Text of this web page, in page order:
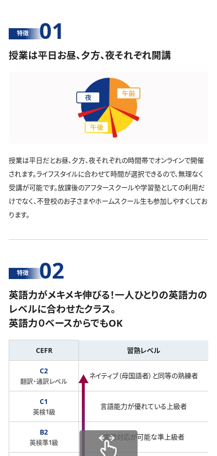
特徴 01
授業は平日お昼、夕方、夜それぞれ開講
授業は平日だとお昼、夕方、夜それぞれの時間帯でオンラインで開催
されます。ライフスタイルに合わせて時間が選択できるので、無理なく
受講が可能です。放課後のアフタースクールや学習塾としての利用だ
けでなく、不登校のお子さまやホームスクール生も参加しやすくしてお
ります。
特徴 02
英語力がメキメキ伸びる！一人ひとりの英語力の
レベルに合わせたクラス。
英語力０ベースからでもOK
CEFR 習熟レベル
C2
翻訳・通訳レベル
ネイティブ（母国語者）と同等の熟練者
C1
英検1級
言語能力が優れている上級者
B2
英検準1級
実務対応が可能な準上級者